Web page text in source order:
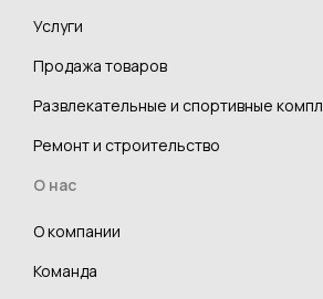
Услуги
Продажа товаров
Развлекательные и спортивные
Ремонт и строительство
О нас
О компании
Команда